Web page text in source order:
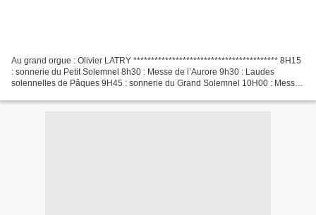
Au grand orgue : Olivier LATRY ***************************************** 8H15
: sonnerie du Petit Solemnel 8h30 : Messe de l’Aurore 9h30 : Laudes
solennelles de Pâques 9H45 : sonnerie du Grand Solemnel 10H00 : Messe